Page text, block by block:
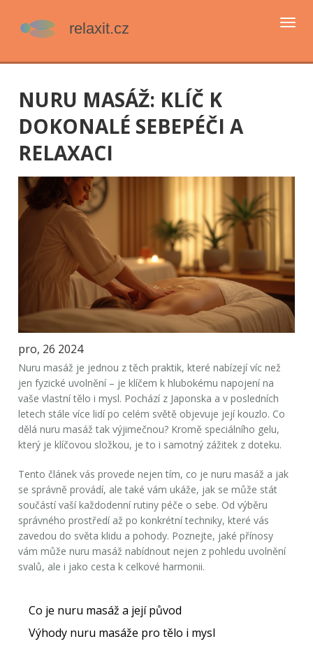
NURU MASÁŽ: KLÍČ K
DOKONALÉ SEBEPÉČI A
RELAXACI
pro, 26 2024
Nuru masáž je jednou z těch praktik, které nabízejí víc než
jen fyzické uvolnění – je klíčem k hlubokému napojení na
vaše vlastní tělo i mysl. Pochází z Japonska a v posledních
letech stále více lidí po celém světě objevuje její kouzlo. Co
dělá nuru masáž tak výjimečnou? Kromě speciálního gelu,
který je klíčovou složkou, je to i samotný zážitek z doteku.
Tento článek vás provede nejen tím, co je nuru masáž a jak
se správně provádí, ale také vám ukáže, jak se může stát
součástí vaší každodenní rutiny péče o sebe. Od výběru
správného prostředí až po konkrétní techniky, které vás
zavedou do světa klidu a pohody. Poznejte, jaké přínosy
vám může nuru masáž nabídnout nejen z pohledu uvolnění
svalů, ale i jako cesta k celkové harmonii.
Co je nuru masáž a její původ
Výhody nuru masáže pro tělo i mysl